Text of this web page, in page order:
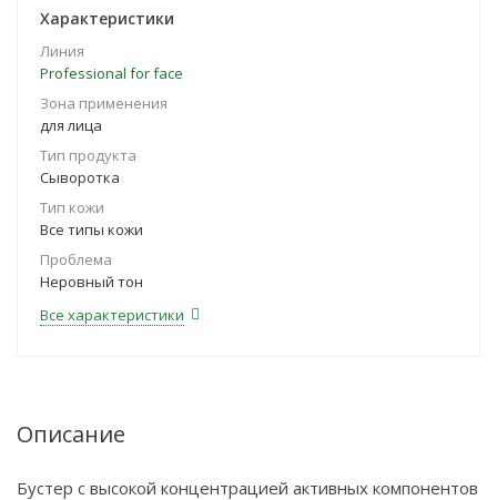
Характеристики
Линия
Professional for faсe
Зона применения
для лица
Тип продукта
Сыворотка
Тип кожи
Все типы кожи
Проблема
Неровный тон
Все характеристики
Описание
Бустер с высокой концентрацией активных компонентов